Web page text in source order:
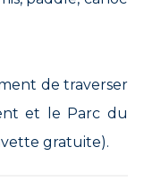
de traverser
et le Parc du
gratuite).